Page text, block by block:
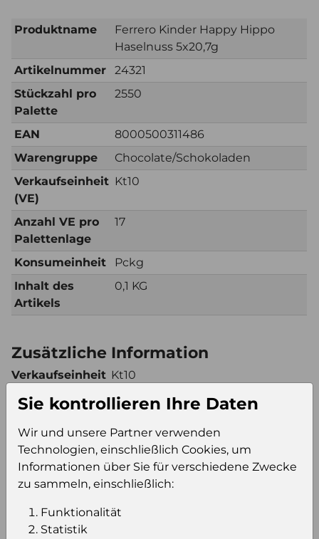
Produktname
Ferrero Kinder Happy Hippo
Haselnuss 5x20,7g
Artikelnummer
24321
Stückzahl pro
Palette
2550
EAN
8000500311486
Warengruppe
Chocolate/Schokoladen
Verkaufseinheit
(VE)
Kt10
Anzahl VE pro
Palettenlage
17
Konsumeinheit
Pckg
Inhalt des
Artikels
0,1 KG
Zusätzliche Information
Verkaufseinheit Kt10
Verkaufseinheit
pro Palette
255
Konsumeinheit Pckg
Stückzahl pro
Palette
2550
Sie kontrollieren Ihre Daten
Wir und unsere Partner verwenden
Technologien, einschließlich Cookies, um
Informationen über Sie für verschiedene Zwecke
zu sammeln, einschließlich:
Funktionalität
Statistik